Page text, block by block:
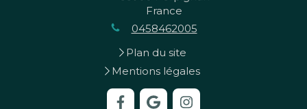
France
0458462005
Plan du site
Mentions légales